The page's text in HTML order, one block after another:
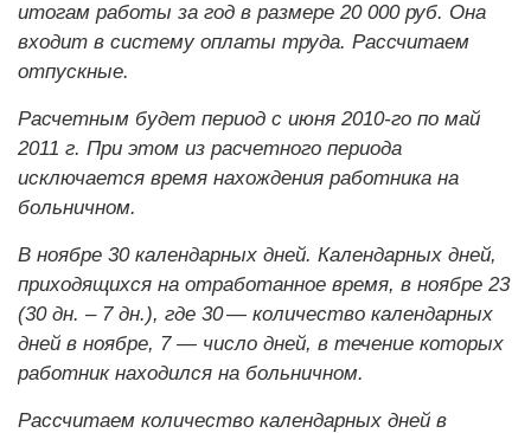
итогам работы за год в размере 20 000 руб. Она
входит в систему оплаты труда. Рассчитаем
отпускные.
Расчетным будет период с июня 2010-го по май
2011 г. При этом из расчетного периода
исключается время нахождения работника на
больничном.
В ноябре 30 календарных дней. Календарных дней,
приходящихся на отработанное время, в ноябре 23
(30 дн. – 7 дн.), где 30 — количество календарных
дней в ноябре, 7 — число дней, в течение которых
работник находился на больничном.
Рассчитаем количество календарных дней в